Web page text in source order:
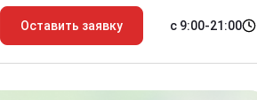
Оставить заявку с 9:00-21:00